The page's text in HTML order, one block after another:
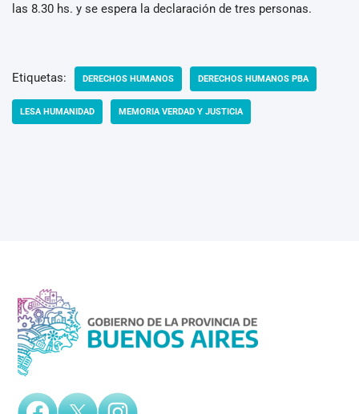
las 8.30 hs. y se espera la declaración de tres personas.
Etiquetas: DERECHOS HUMANOS DERECHOS HUMANOS PBA
LESA HUMANIDAD MEMORIA VERDAD Y JUSTICIA